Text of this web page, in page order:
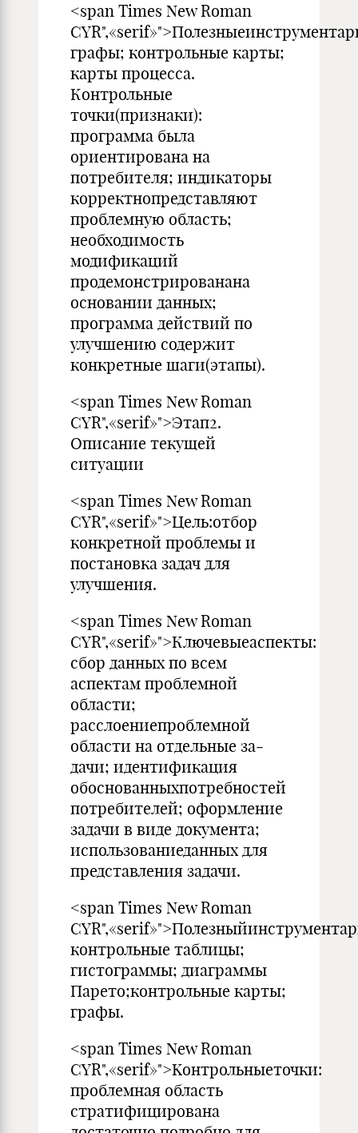
<span Times New Roman
графы; контрольные карты;
карты процесса.
Контрольные
точки(признаки):
программа была
ориентиро­вана на
потребителя; индикаторы
корректнопредставляют
про­блемнyю область;
необходимость
модификаций
продемонстри­рованана
основании данных;
программа действий по
улучше­нию содержит
конкретные шаги(этапы).
<span Times New Roman
CYR",«serif»">Этап2.
Описание текущей
ситуации
<span Times New Roman
CYR",«serif»">Цель:отбор
конкретной проблемы и
постановка задач для
улучшения.
<span Times New Roman
CYR",«serif»">Ключевыеаспекты:
сбор данных по всем
аспектам проблем­ной
облаcти;
расслоениепроблемной
области на отдельные за­
дачи; идентификация
обоснованныхпотребностей
потребите­лей; оформление
задачи в виде документа;
использованиедан­ных для
представления задачи.
<span Times New Roman
контрольные таблицы;
гисто­граммы; диаграммы
Парето;контрольные карты;
графы.
<span Times New Roman
CYR",«serif»">Kонтрольныеточки:
проблемная область
стратифицирована